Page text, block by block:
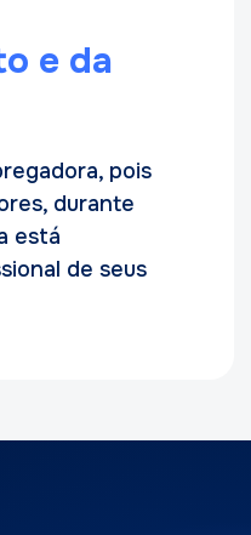
e da
pois
durante
está
de seus